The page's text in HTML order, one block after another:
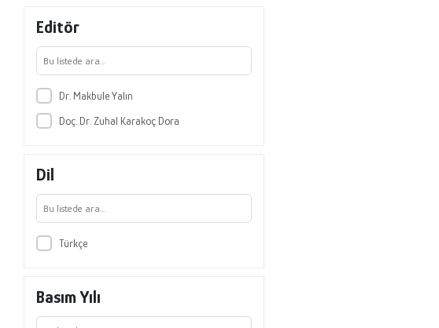
Doç. Dr. Hakan Arıdemir
Doç. Dr. Nuri Korkmaz
Cansu Bitirim Kacar
Doç. Dr. Zahide Erdoğan
Editör
Dr. Makbule Yalın
Doç. Dr. Zuhal Karakoç Dora
Dil
Türkçe
Basım Yılı